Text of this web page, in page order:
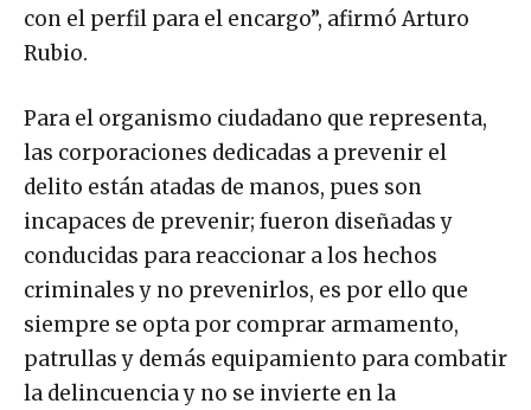
con el perfil para el encargo”, afirmó Arturo
Rubio.
Para el organismo ciudadano que representa,
las corporaciones dedicadas a prevenir el
delito están atadas de manos, pues son
incapaces de prevenir; fueron diseñadas y
conducidas para reaccionar a los hechos
criminales y no prevenirlos, es por ello que
siempre se opta por comprar armamento,
patrullas y demás equipamiento para combatir
la delincuencia y no se invierte en la